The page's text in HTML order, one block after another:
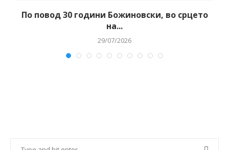
По повод 30 години Божиновски, во срцето
на...
29/07/2026